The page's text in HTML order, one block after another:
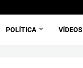
POLÍTICA VÍDEOS